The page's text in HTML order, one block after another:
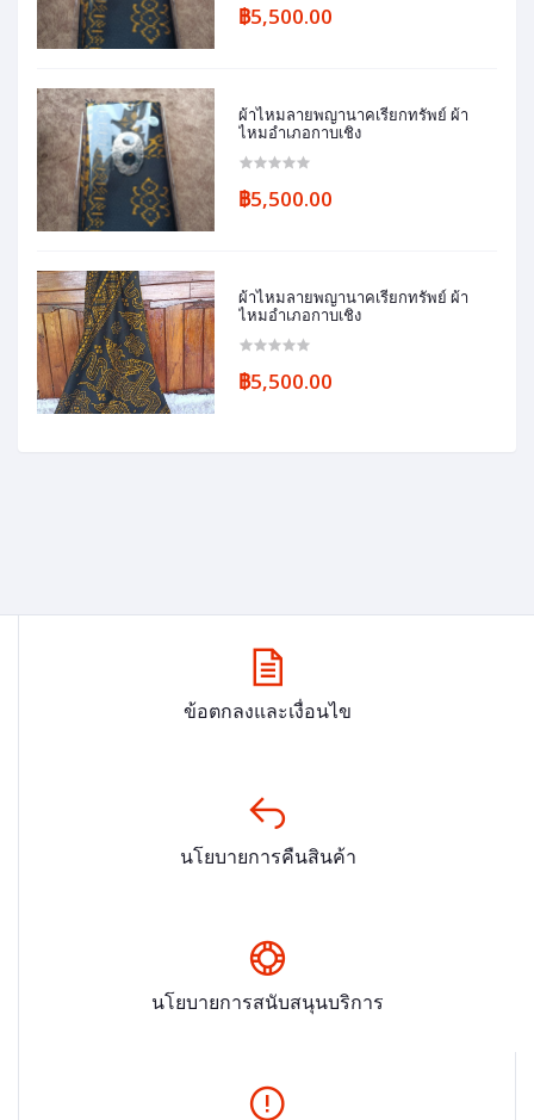
฿5,500.00
ผ้าไหมลายพญานาคเรียกทรัพย์ ผ้า
ไหมอำเภอกาบเชิง
฿5,500.00
ผ้าไหมลายพญานาคเรียกทรัพย์ ผ้า
ไหมอำเภอกาบเชิง
฿5,500.00
ข้อตกลงและเงื่อนไข
นโยบายการคืนสินค้า
นโยบายการสนับสนุนบริการ